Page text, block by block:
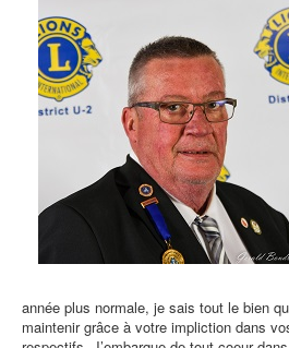
année plus normale, je sais tout le bien
maintenir grâce à votre impliction dans